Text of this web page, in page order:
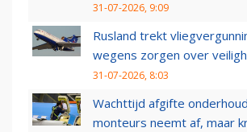
31-07-2026, 9:09
Rusland trekt
wegens zorgen over
31-07-2026, 8:03
Wachttijd afgifte
monteurs neemt af, maar